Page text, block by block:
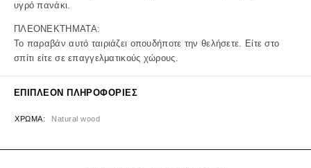
υγρό πανάκι.
ΠΛΕΟΝΕΚΤΗΜΑΤΑ:
Το παραβάν αυτό ταιριάζει οπουδήποτε την θελήσετε. Είτε στο
σπίτι είτε σε επαγγελματικούς χώρους.
ΕΠΙΠΛΈΟΝ ΠΛΗΡΟΦΟΡΊΕΣ
ΧΡΏΜΑ Natural wood